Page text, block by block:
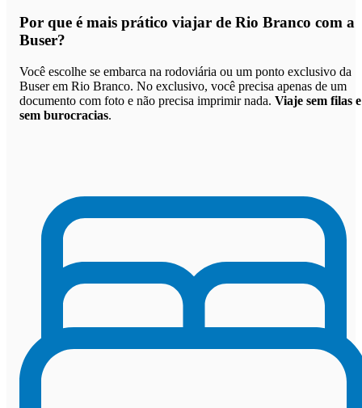
Por que é mais prático viajar de Rio Branco com a
Buser?
Você escolhe se embarca na rodoviária ou um ponto exclusivo da
Buser em Rio Branco. No exclusivo, você precisa apenas de um
documento com foto e não precisa imprimir nada. Viaje sem filas e
sem burocracias.